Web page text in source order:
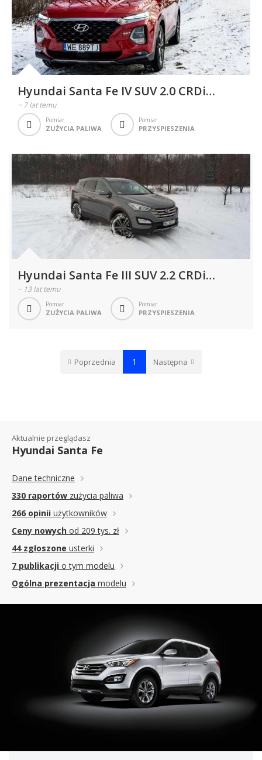
Hyundai Santa Fe IV SUV 2.0 CRDi
185KM 136kW 2018-2020
~ 7 lat temu
Pomiar
ZUŻYCIA PALIWA
Pomiar
PRZYSPIESZENIA
Hyundai Santa Fe III SUV 2.2 CRDi
197KM 145kW od 2012
~ 13 lat temu
Pomiar
ZUŻYCIA PALIWA
Pomiar
PRZYSPIESZENIA
Poprzednia 1 Następna
Aktualnie przeglądasz
Hyundai Santa Fe
Dane techniczne
330 raportów zużycia paliwa
266 opinii użytkowników
Ceny nowych od 209 tys. zł
44 zgłoszone usterki
7 publikacji o tym modelu
Ogólna prezentacja modelu